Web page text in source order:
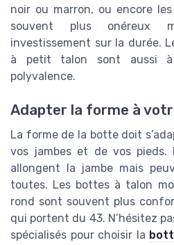
noir ou marron, ou encore
souvent plus onéreux
investissement sur la durée.
à petit talon sont aussi à
polyvalence.
Adapter la forme à
La forme de la botte doit
vos jambes et de vos
allongent la jambe mais
toutes. Les bottes à talon
rond sont souvent plus
qui portent du 43. N’hésitez
spécialisés pour choisir la